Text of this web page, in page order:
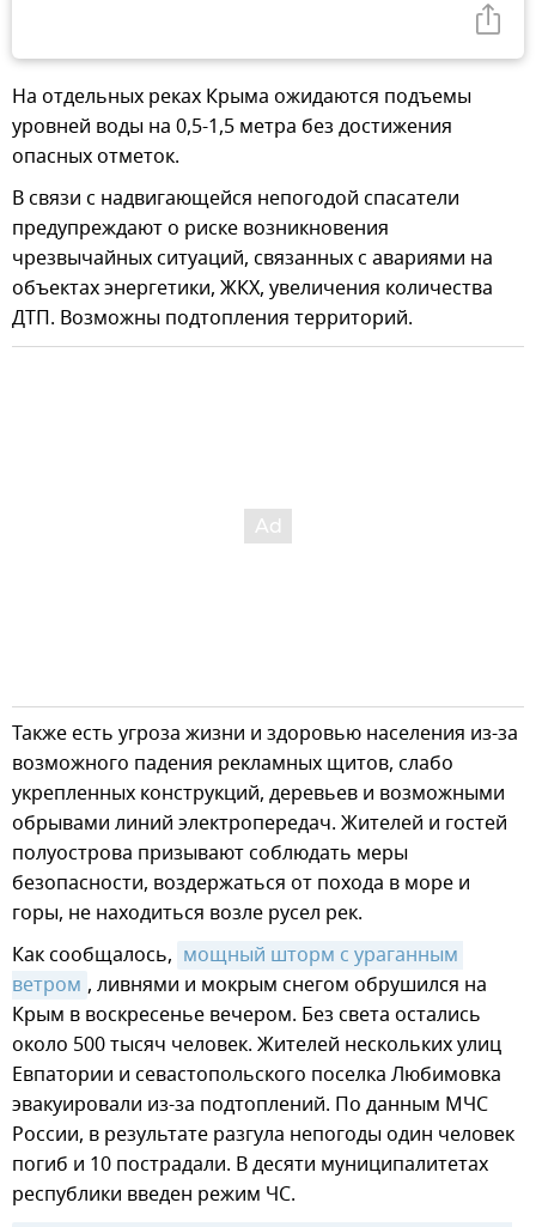
На отдельных реках Крыма ожидаются подъемы
уровней воды на 0,5-1,5 метра без достижения
опасных отметок.
В связи с надвигающейся непогодой спасатели
предупреждают о риске возникновения
чрезвычайных ситуаций, связанных с авариями на
объектах энергетики, ЖКХ, увеличения количества
ДТП. Возможны подтопления территорий.
Также есть угроза жизни и здоровью населения из-за
возможного падения рекламных щитов, слабо
укрепленных конструкций, деревьев и возможными
обрывами линий электропередач. Жителей и гостей
полуострова призывают соблюдать меры
безопасности, воздержаться от похода в море и
горы, не находиться возле русел рек.
Как сообщалось, мощный шторм с ураганным
ветром , ливнями и мокрым снегом обрушился на
Крым в воскресенье вечером. Без света остались
около 500 тысяч человек. Жителей нескольких улиц
Евпатории и севастопольского поселка Любимовка
эвакуировали из-за подтоплений. По данным МЧС
России, в результате разгула непогоды один человек
погиб и 10 пострадали. В десяти муниципалитетах
республики введен режим ЧС.